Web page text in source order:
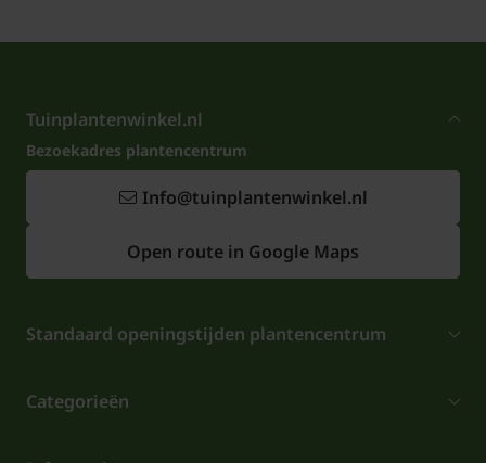
Tuinplantenwinkel.nl
Bezoekadres plantencentrum
Info@tuinplantenwinkel.nl
Open route in Google Maps
Standaard openingstijden plantencentrum
Categorieën